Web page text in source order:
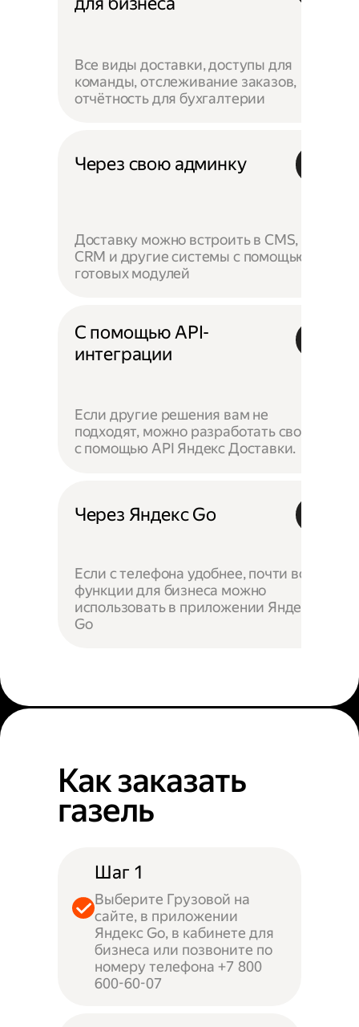
Все виды доставки, доступы для
команды, отслеживание заказов,
отчётность для бухгалтерии
Через свою админку
Доставку можно встроить в CMS,
CRM и другие системы с помощью
готовых модулей
С помощью API-
интеграции
Если другие решения вам не
подходят, можно разработать своё —
с помощью API Яндекс Доставки.
Через Яндекс Go
Если с телефона удобнее, почти все
функции для бизнеса можно
использовать в приложении Яндекс
Go
Как заказать
газель
Шаг 1
Выберите Грузовой на
сайте, в приложении
Яндекс Go, в кабинете для
бизнеса или позвоните по
номеру телефона +7 800
600-60-07